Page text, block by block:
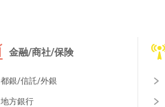
金融/商社/保険
都銀/信託/外銀
地方銀行